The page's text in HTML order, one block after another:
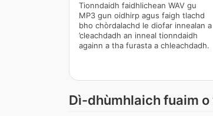
Tionndaidh faidhlichean WAV gu
MP3 gun oidhirp agus faigh tlachd
bho chòrdalachd le diofar innealan a
’cleachdadh an inneal tionndaidh
againn a tha furasta a chleachdadh.
Dì-dhùmhlaich fuaim o